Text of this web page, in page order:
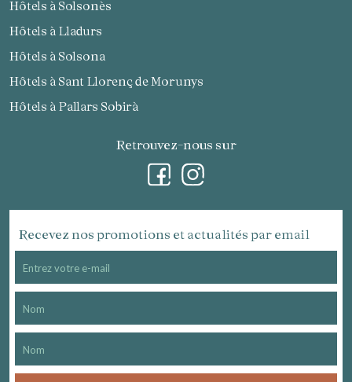
Hôtels à Solsonès
Hôtels à Lladurs
Hôtels à Solsona
Hôtels à Sant Llorenç de Morunys
Hôtels à Pallars Sobirà
Retrouvez-nous sur
Recevez nos promotions et actualités par email